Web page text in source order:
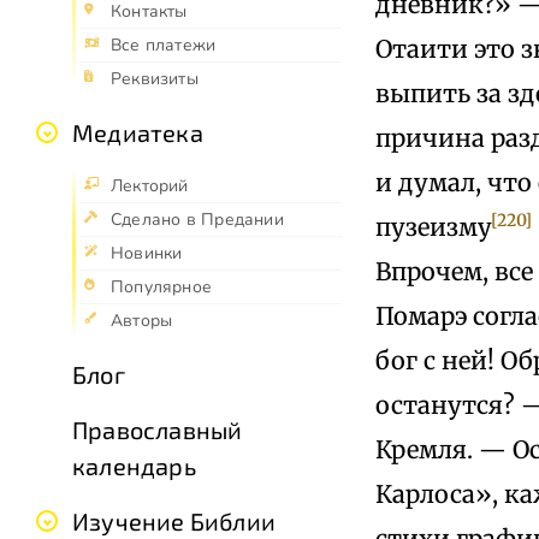
Контакты
Все платежи
Реквизиты
Медиатека
Лекторий
Сделано в Предании
Новинки
Популярное
Авторы
Блог
Православный
календарь
Изучение Библии
Отаити это
выпить за
причина
и думал,
пузеизму[220]
Впрочем,
Помарэ
бог с ней!
останутся?
Кремля. —
Карлоса»,